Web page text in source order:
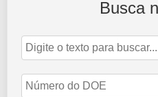
Edição de n°2655 de 27
27 de outubro de 2021
Abrir Edição
Busca